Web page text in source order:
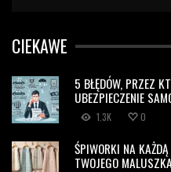
CIEKAWE
5 BŁĘDÓW, PRZEZ
UBEZPIECZENIE
1.3K 0
ŚPIWORKI NA
TWOJEGO MALUSZKA